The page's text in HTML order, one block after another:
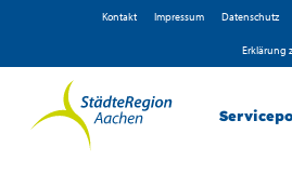
Zum Hauptinhalt springen
Zum Hauptinhalt
Kontakt Impressum D­atenschutz
Erklärung